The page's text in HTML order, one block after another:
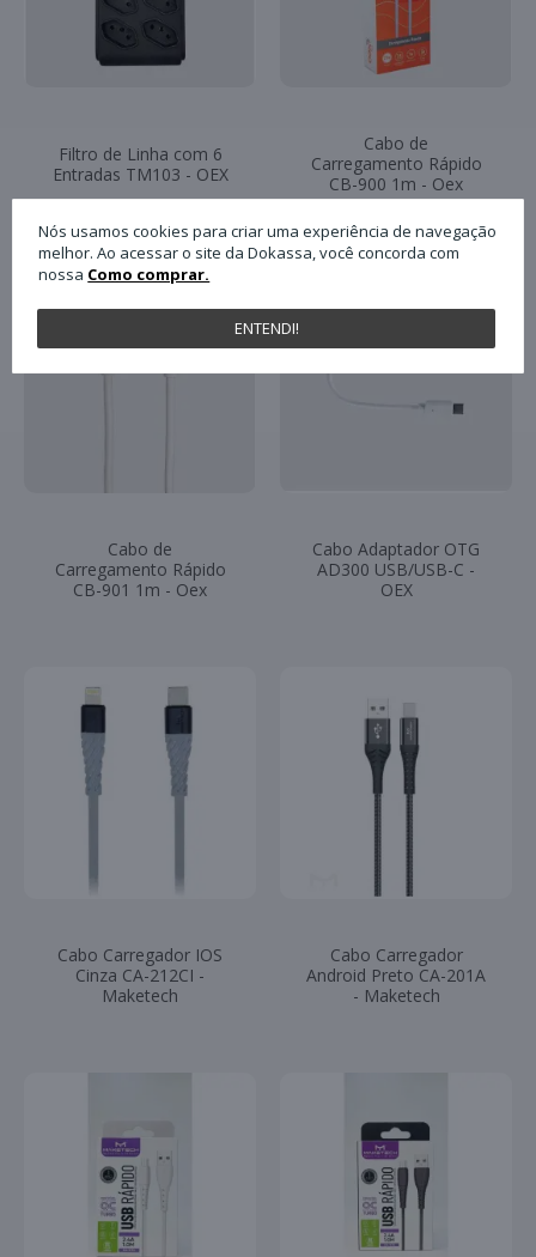
Filtro de Linha com 6
Entradas TM103 - OEX
Cabo de
Carregamento Rápido
CB-900 1m - Oex
Cabo de
Carregamento Rápido
CB-901 1m - Oex
Cabo Adaptador OTG
AD300 USB/USB-C -
OEX
Cabo Carregador IOS
Cinza CA-212CI -
Maketech
Cabo Carregador
Android Preto CA-201A
- Maketech
Nós usamos cookies para criar uma experiência de navegação
melhor. Ao acessar o site da Dokassa, você concorda com
nossa Como comprar.
ENTENDI!